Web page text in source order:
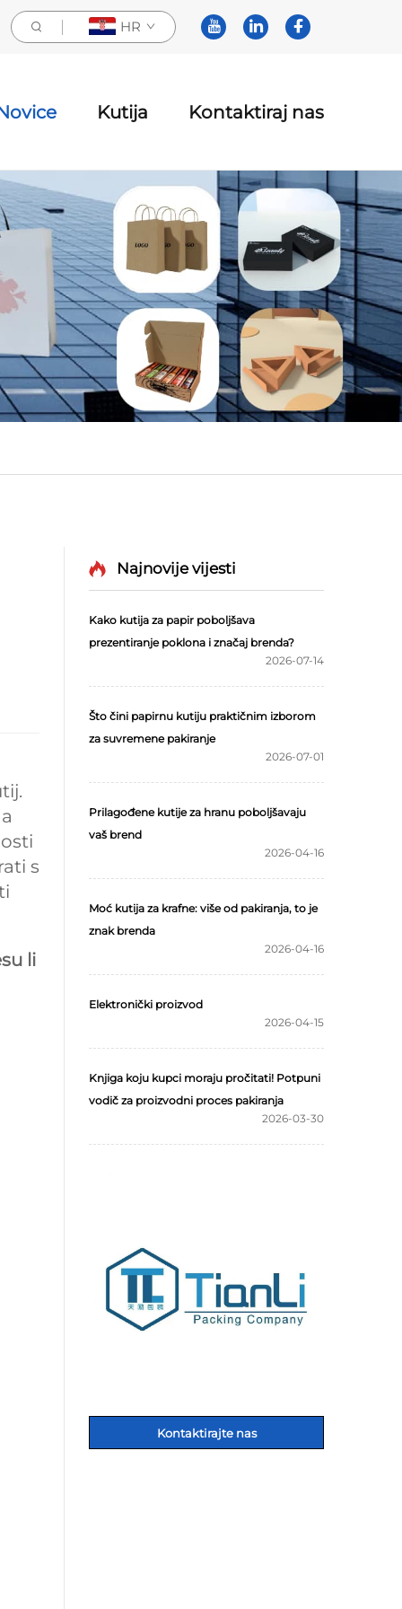
HR
Kutija Kontaktiraj nas
s
li
Najnovije vijesti
Kako kutija za papir poboljšava
prezentiranje poklona i značaj brenda?
2026-07-14
Što čini papirnu kutiju praktičnim izborom
za suvremene pakiranje
2026-07-01
Prilagođene kutije za hranu poboljšavaju
vaš brend
2026-04-16
Moć kutija za krafne: više od pakiranja, to je
znak brenda
2026-04-16
Elektronički proizvod
2026-04-15
Knjiga koju kupci moraju pročitati! Potpuni
vodič za proizvodni proces pakiranja
2026-03-30
Kontaktirajte nas